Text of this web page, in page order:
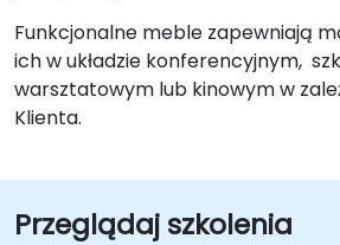
Funkcjonalne meble zapewniają
ich w układzie konferencyjnym,
warsztatowym lub kinowym w
Klienta.
Przeglądaj szkolenia